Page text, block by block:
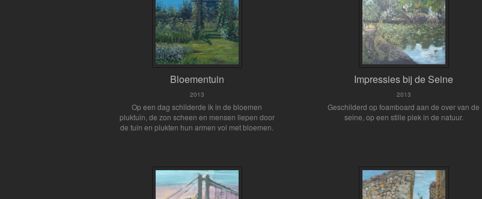
Bloementuin
2013
Op een dag schilderde ik in de bloemen
pluktuin, de zon scheen en mensen liepen door
de tuin en plukten hun armen vol met bloemen.
Impressies bij de Seine
2013
Geschilderd op foamboard aan de over van de
seine, op een stille plek in de natuur.